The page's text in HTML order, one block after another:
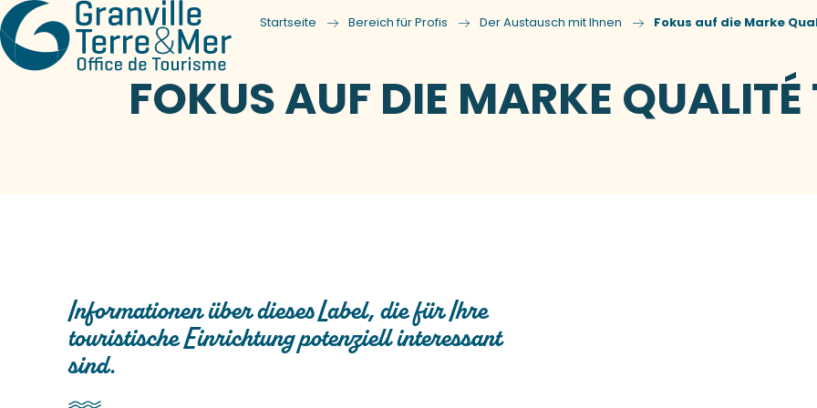
Startseite Bereich für Profis Der Austausch mit Ihnen Fokus auf die Marke
FOKUS AUF DIE MARKE
Informationen über dieses Label, die für Ihre
touristische Einrichtung potenziell interessant
sind.